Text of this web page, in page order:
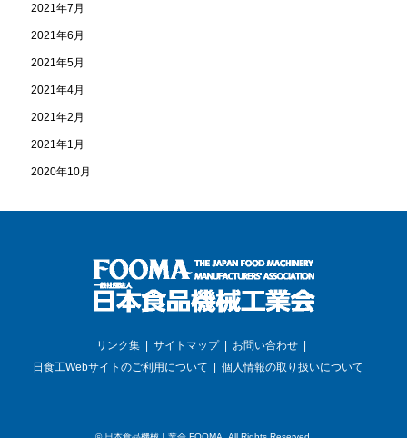
2021年7月
2021年6月
2021年5月
2021年4月
2021年2月
2021年1月
2020年10月
リンク集 サイトマップ
お問い合わせ
日食工Webサイトのご利用について
個人情報の取り扱いについて